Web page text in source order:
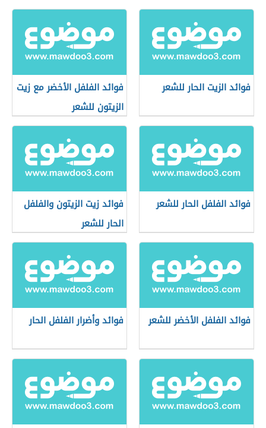
فوائد الزيت الحار للشعر
فوائد الفلفل الأخضر مع زيت
الزيتون للشعر
فوائد الفلفل الحار للشعر
فوائد زيت الزيتون والفلفل
الحار للشعر
فوائد الفلفل الأخضر للشعر فوائد وأضرار الفلفل الحار